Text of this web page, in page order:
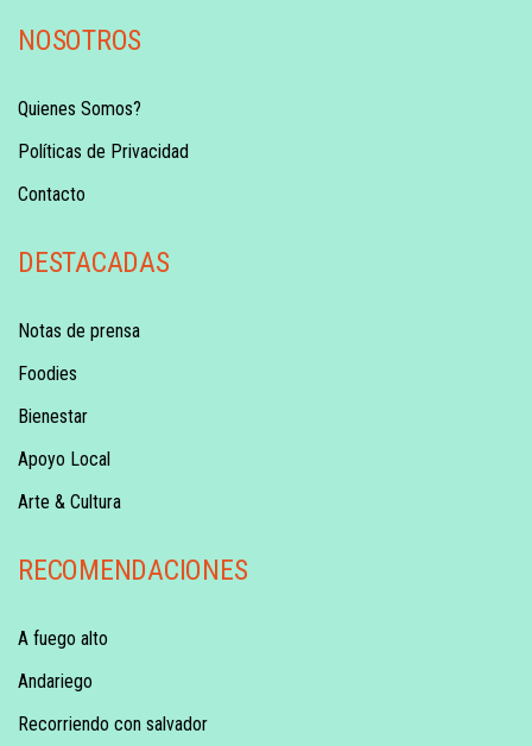
NOSOTROS
Quienes Somos?
Políticas de Privacidad
Contacto
DESTACADAS
Notas de prensa
Foodies
Bienestar
Apoyo Local
Arte & Cultura
RECOMENDACIONES
A fuego alto
Andariego
Recorriendo con salvador